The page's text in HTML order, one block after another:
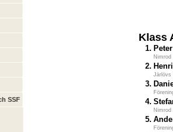
SSF
Klass
1.
2.
Järlövs
3.
4.
5.